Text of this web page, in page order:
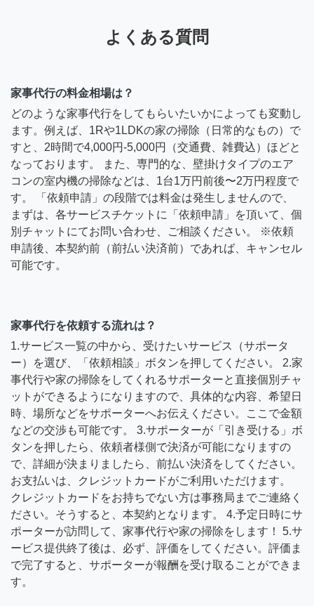
よくある質問
家事代行の料金相場は？
どのような家事代行をしてもらいたいかによっても変動し
ます。例えば、1Rや1LDKの家の掃除（日常的なもの）で
すと、2時間で4,000円-5,000円（交通費、雑費込）ほどと
なっております。 また、専門的な、壁掛けタイプのエア
コンの室内機の掃除などは、1台1万円前後〜2万円程度で
す。 「依頼申請」の段階では料金は発生しませんので、
まずは、各サービスチケットに「依頼申請」を頂いて、個
別チャットにてお問い合わせ、ご相談ください。 ※依頼
申請後、本契約前（前払い決済前）であれば、キャンセル
可能です。
家事代行を依頼する流れは？
1.サービス一覧の中から、受けたいサービス（サポータ
ー）を選び、「依頼相談」ボタンを押してください。 2.家
事代行や家の掃除をしてくれるサポーターと直接個別チャ
ットができるようになりますので、具体的な内容、希望日
時、場所などをサポーターへお伝えください。ここで金額
などの交渉も可能です。 3.サポーターが「引き受ける」ボ
タンを押したら、依頼者様側で決済が可能になりますの
で、詳細が決まりましたら、前払い決済をしてください。
お支払いは、クレジットカードがご利用いただけます。
クレジットカードをお持ちでない方は事務局までご連絡く
ださい。そうすると、本契約となります。 4.予定日時にサ
ポーターが訪問して、家事代行や家の掃除をします！ 5.サ
ービス提供終了後は、必ず、評価をしてください。評価ま
で完了すると、サポーターが報酬を受け取ることができま
す。